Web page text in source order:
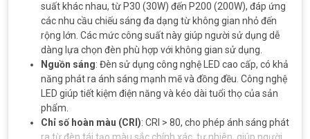
suất khác nhau, từ P30 (30W) đến P200 (200W), đáp ứng
các nhu cầu chiếu sáng đa dạng từ không gian nhỏ đến
rộng lớn. Các mức công suất này giúp người sử dụng dễ
dàng lựa chọn đèn phù hợp với không gian sử dụng.
Nguồn sáng: Đèn sử dụng công nghệ LED cao cấp, có khả
năng phát ra ánh sáng mạnh mẽ và đồng đều. Công nghệ
LED giúp tiết kiệm điện năng và kéo dài tuổi thọ của sản
phẩm.
Chỉ số hoàn màu (CRI): CRI > 80, cho phép ánh sáng phát